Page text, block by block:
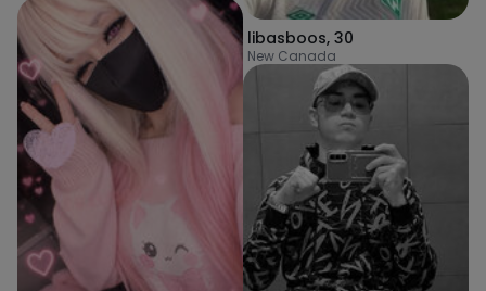
libasboos, 30
New Canada